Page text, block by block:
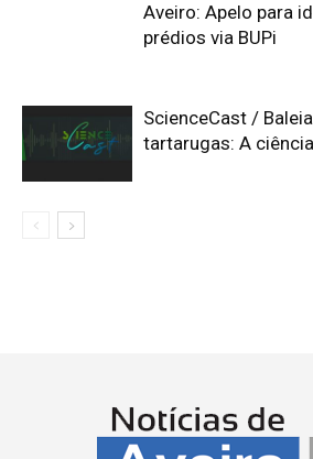
Aveiro: Apelo para
prédios via BUPi
ScienceCast /
tartarugas: A